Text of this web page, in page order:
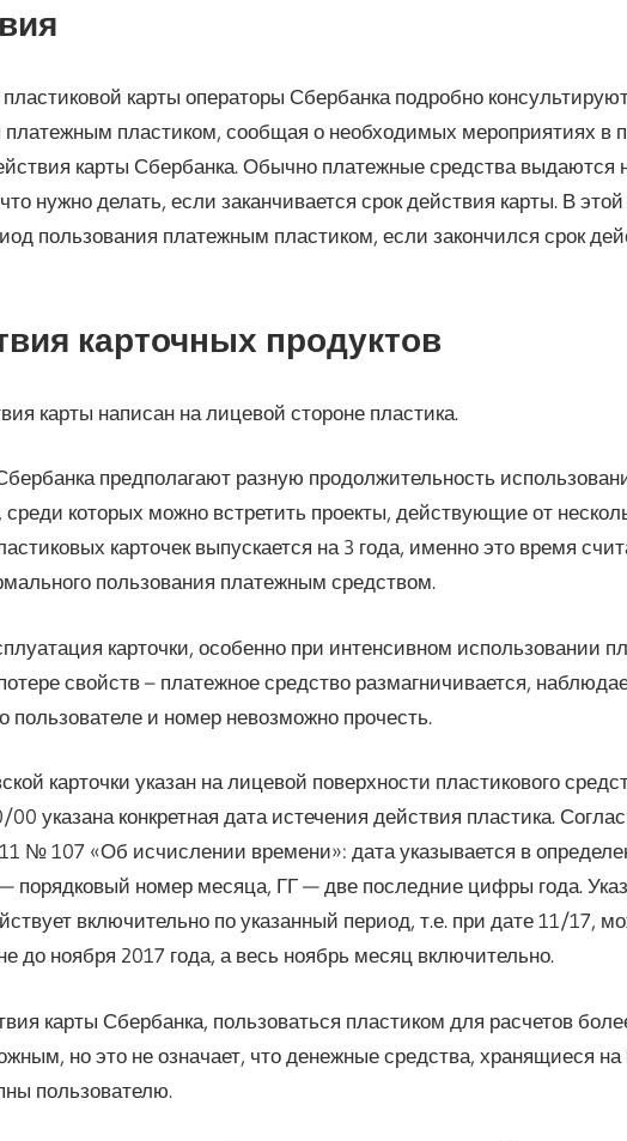
карты операторы Сбербанка подробно
платежным пластиком, сообщая о необходимых мероприятиях в
карты Сбербанка. Обычно платежные средства выдаются
нужно делать, если заканчивается срок действия карты. В этой
пользования платежным пластиком, если закончился срок
карточных продуктов
карты написан на лицевой стороне пластика.
предполагают разную продолжительность
среди которых можно встретить проекты, действующие от
карточек выпускается на 3 года, именно это время
пользования платежным средством.
карточки, особенно при интенсивном использовании
свойств – платежное средство размагничивается,
пользователе и номер невозможно прочесть.
карточки указан на лицевой поверхности пластикового
указана конкретная дата истечения действия пластика.
№ 107 «Об исчислении времени»: дата указывается в
номер месяца, ГГ — две последние цифры года.
включительно по указанный период, т.е. при дате 11/17,
до ноября 2017 года, а весь ноябрь месяц включительно.
карты Сбербанка, пользоваться пластиком для расчетов
но это не означает, что денежные средства, хранящиеся на
пользователю.